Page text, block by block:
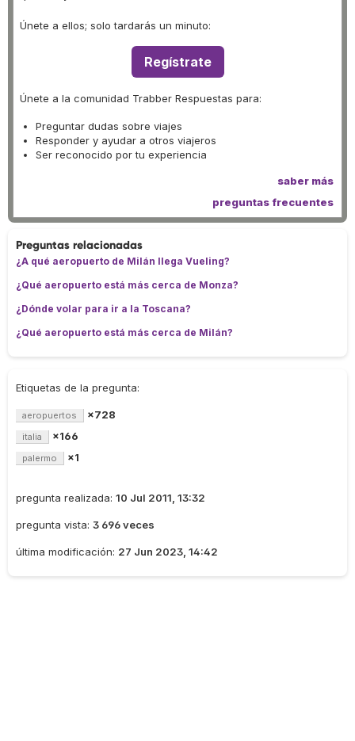
Únete a ellos; solo tardarás un minuto:
Regístrate
Únete a la comunidad Trabber Respuestas para:
Preguntar dudas sobre viajes
Responder y ayudar a otros viajeros
Ser reconocido por tu experiencia
saber más
preguntas frecuentes
Preguntas relacionadas
¿A qué aeropuerto de Milán llega Vueling?
¿Qué aeropuerto está más cerca de Monza?
¿Dónde volar para ir a la Toscana?
¿Qué aeropuerto está más cerca de Milán?
Etiquetas de la pregunta:
aeropuertos ×728
italia ×166
palermo ×1
pregunta realizada: 10 Jul 2011, 13:32
pregunta vista: 3 696 veces
última modificación: 27 Jun 2023, 14:42